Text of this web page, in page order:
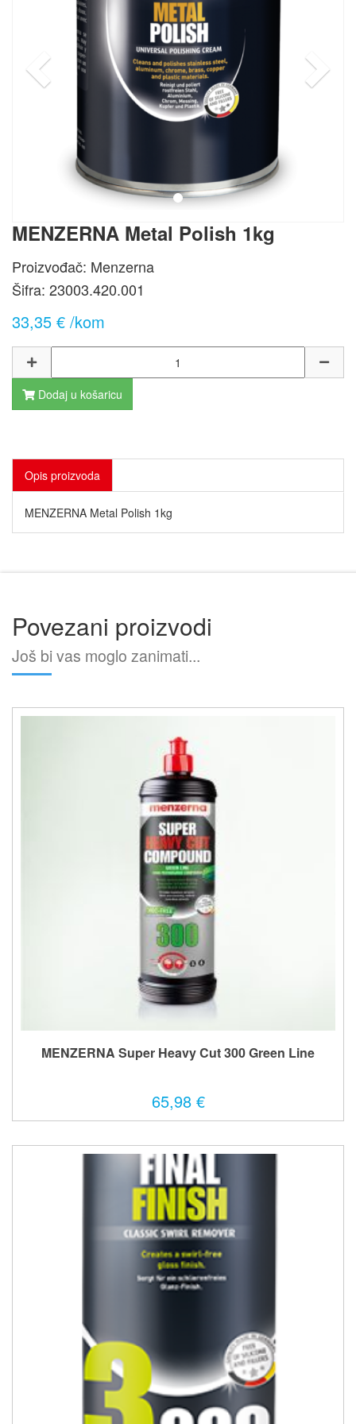
MENZERNA Metal Polish 1kg
Proizvođač: Menzerna
Šifra: 23003.420.001
33,35 € /kom
Dodaj u košaricu
Opis proizvoda
MENZERNA Metal Polish 1kg
Povezani proizvodi
Još bi vas moglo zanimati...
MENZERNA Super Heavy Cut 300 Green Line
65,98 €